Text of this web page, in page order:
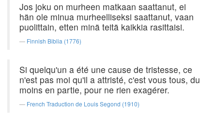
Jos joku on murheen matkaan saattanut, ei
hän ole minua murheelliseksi saattanut, vaan
puolittain, etten minä teitä kaikkia rasittaisi.
Finnish Biblia (1776)
Si quelqu'un a été une cause de tristesse, ce
n'est pas moi qu'il a attristé, c'est vous tous, du
moins en partie, pour ne rien exagérer.
French Traduction de Louis Segond (1910)